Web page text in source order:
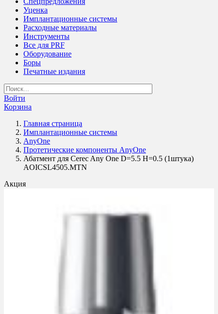
Уценка
Имплантационные системы
Расходные материалы
Инструменты
Все для PRF
Оборудование
Боры
Печатные издания
Войти
Корзина
Главная страница
Имплантационные системы
AnyOne
Протетические компоненты AnyOne
Абатмент для Cerec Any One D=5.5 H=0.5 (1штука)
AOICSL4505.MTN
Акция